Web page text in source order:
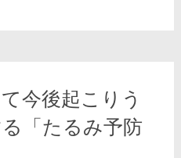
今後起こりう
「たるみ予防